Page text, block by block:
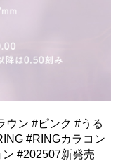
ウン #ピンク #うる
#RINGカラコン
#202507新発売